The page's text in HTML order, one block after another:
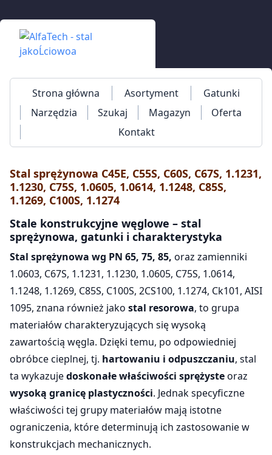
Strona główna Asortyment
Gatunki
Narzędzia
Szukaj Magazyn
Oferta
Kontakt
Stal sprężynowa C45E, C55S, C60S, C67S, 1.1231,
1.1230, C75S, 1.0605, 1.0614, 1.1248, C85S,
1.1269, C100S, 1.1274
Stale konstrukcyjne węglowe – stal
sprężynowa, gatunki i charakterystyka
Stal sprężynowa wg PN 65, 75, 85, oraz zamienniki
1.0603, C67S, 1.1231, 1.1230, 1.0605, C75S, 1.0614,
1.1248, 1.1269, C85S, C100S, 2CS100, 1.1274, Ck101, AISI
1095, znana również jako stal resorowa, to grupa
materiałów charakteryzujących się wysoką
zawartością węgla. Dzięki temu, po odpowiedniej
obróbce cieplnej, tj. hartowaniu i odpuszczaniu, stal
ta wykazujedoskonałe właściwości sprężysteoraz
wysoką granicę plastyczności. Jednak specyficzne
właściwości tej grupy materiałów mają istotne
ograniczenia, które determinują ich zastosowanie w
konstrukcjach mechanicznych.